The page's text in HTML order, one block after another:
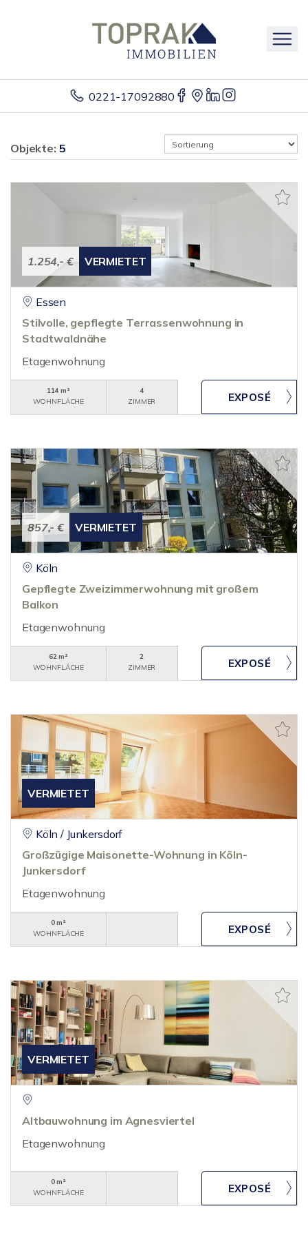
0221-17092880
Objekte: 5
1.254,- € VERMIETET
Essen
Stilvolle, gepflegte Terrassenwohnung in
Stadtwaldnähe
Etagenwohnung
114 m²
WOHNFLÄCHE
4
ZIMMER
857,- € VERMIETET
Köln
Gepflegte Zweizimmerwohnung mit großem
Balkon
Etagenwohnung
62 m²
WOHNFLÄCHE
2
ZIMMER
VERMIETET
Köln / Junkersdorf
Großzügige Maisonette-Wohnung in Köln-
Junkersdorf
Etagenwohnung
0 m²
WOHNFLÄCHE
VERMIETET
Altbauwohnung im Agnesviertel
Etagenwohnung
0 m²
WOHNFLÄCHE